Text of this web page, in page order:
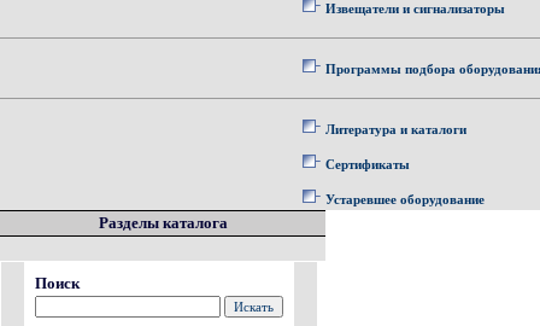
Извещатели и сигнализаторы
Программы подбора
Литература и каталоги
Сертификаты
Устаревшее оборудование
Разделы каталога
Поиск